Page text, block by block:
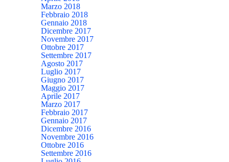
Marzo 2018
Febbraio 2018
Gennaio 2018
Dicembre 2017
Novembre 2017
Ottobre 2017
Settembre 2017
Agosto 2017
Luglio 2017
Giugno 2017
Maggio 2017
Aprile 2017
Marzo 2017
Febbraio 2017
Gennaio 2017
Dicembre 2016
Novembre 2016
Ottobre 2016
Settembre 2016